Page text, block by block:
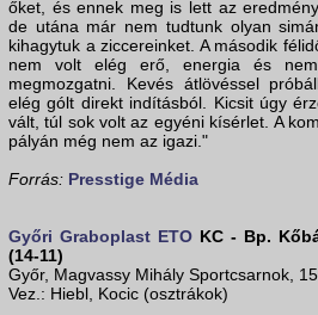
őket, és ennek meg is lett az
de utána már nem tudtunk olyan
kihagytuk a ziccereinket. A második
nem volt elég erő, energia és
megmozgatni. Kevés átlövéssel
elég gólt direkt indításból. Kicsit úgy
vált, túl sok volt az egyéni kísérlet. A
pályán még nem az igazi."
Forrás: Presstige Média
Győri Graboplast ETO KC - Bp.
(14-11)
Győr, Magvassy Mihály Sportcsarnok,
Vez.: Hiebl, Kocic (osztrákok)